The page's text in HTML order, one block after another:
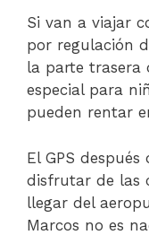
Si van a viajar
por regulación
la parte trasera
especial para
pueden rentar
El GPS
disfrutar de las
llegar del
Marcos no es